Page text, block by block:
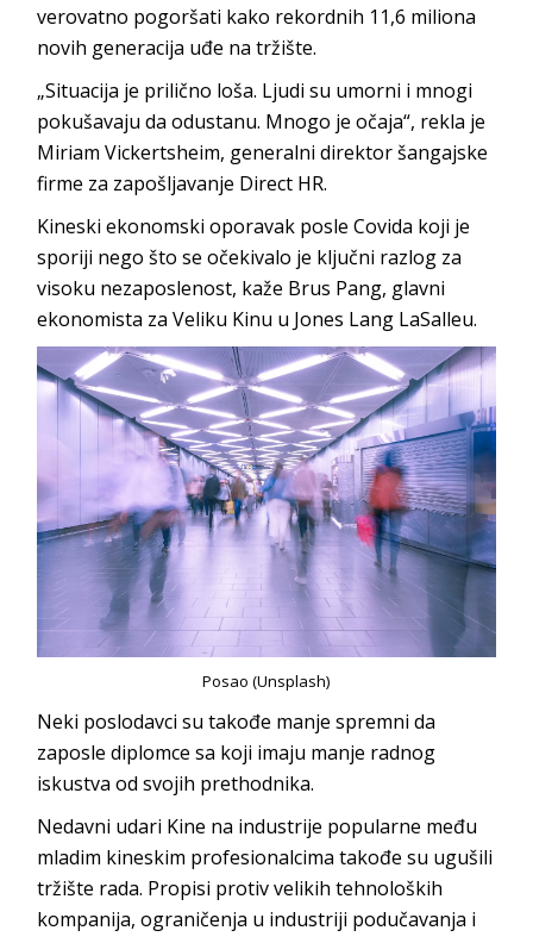
verovatno pogoršati kako rekordnih 11,6 miliona
novih generacija uđe na tržište.
„Situacija je prilično loša. Ljudi su umorni i mnogi
pokušavaju da odustanu. Mnogo je očaja“, rekla je
Miriam Vickertsheim, generalni direktor šangajske
firme za zapošljavanje Direct HR.
Kineski ekonomski oporavak posle Covida koji je
sporiji nego što se očekivalo je ključni razlog za
visoku nezaposlenost, kaže Brus Pang, glavni
ekonomista za Veliku Kinu u Jones Lang LaSalleu.
Posao (Unsplash)
Neki poslodavci su takođe manje spremni da
zaposle diplomce sa koji imaju manje radnog
iskustva od svojih prethodnika.
Nedavni udari Kine na industrije popularne među
mladim kineskim profesionalcima takođe su ugušili
tržište rada. Propisi protiv velikih tehnoloških
kompanija, ograničenja u industriji podučavanja i